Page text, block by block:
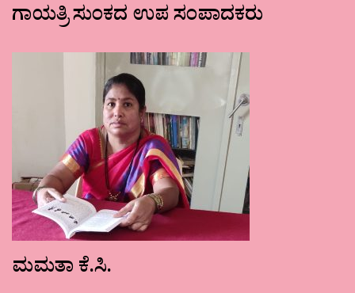
ಗಾಯತ್ರಿ ಸುಂಕದ ಉಪ ಸಂಪಾದಕರು
ಮಮತಾ ಕೆ.ಸಿ.